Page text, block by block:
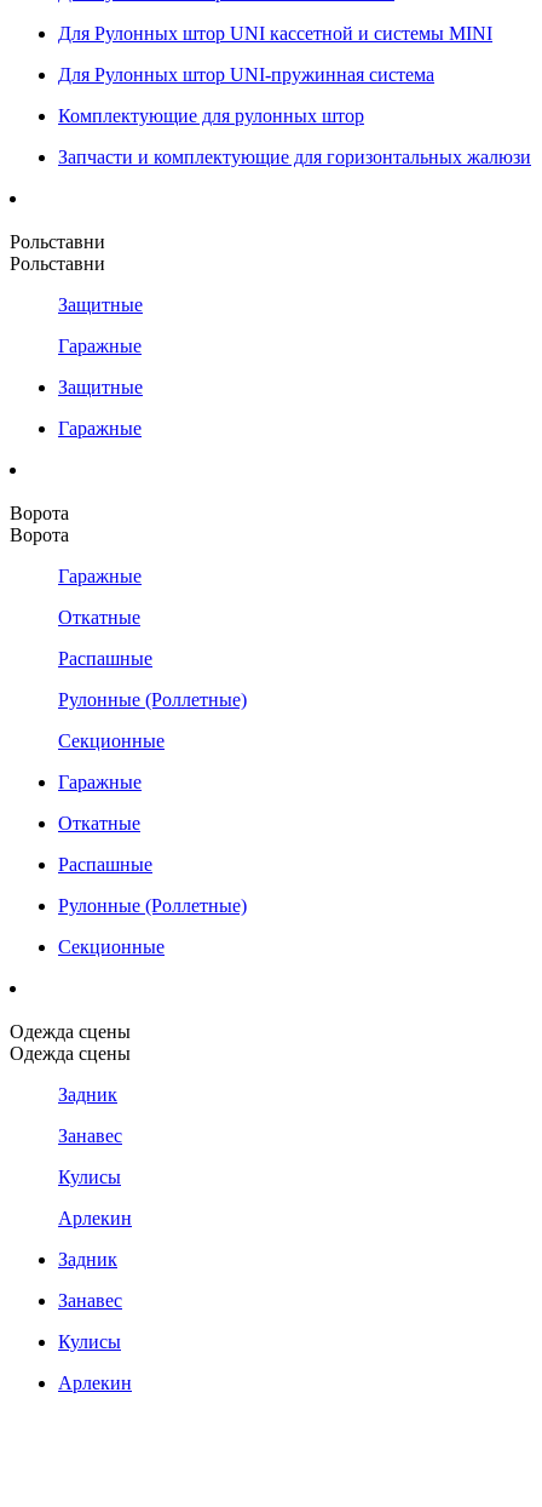
Для Рулонных штор UNI кассетной и системы MINI
Для Рулонных штор UNI-пружинная система
Комплектующие для рулонных штор
Запчасти и комплектующие для горизонтальных жалюзи
Рольставни
Рольставни
Защитные
Гаражные
Защитные
Гаражные
Ворота
Ворота
Гаражные
Откатные
Распашные
Рулонные (Роллетные)
Секционные
Гаражные
Откатные
Распашные
Рулонные (Роллетные)
Секционные
Одежда сцены
Одежда сцены
Задник
Занавес
Кулисы
Арлекин
Задник
Занавес
Кулисы
Арлекин